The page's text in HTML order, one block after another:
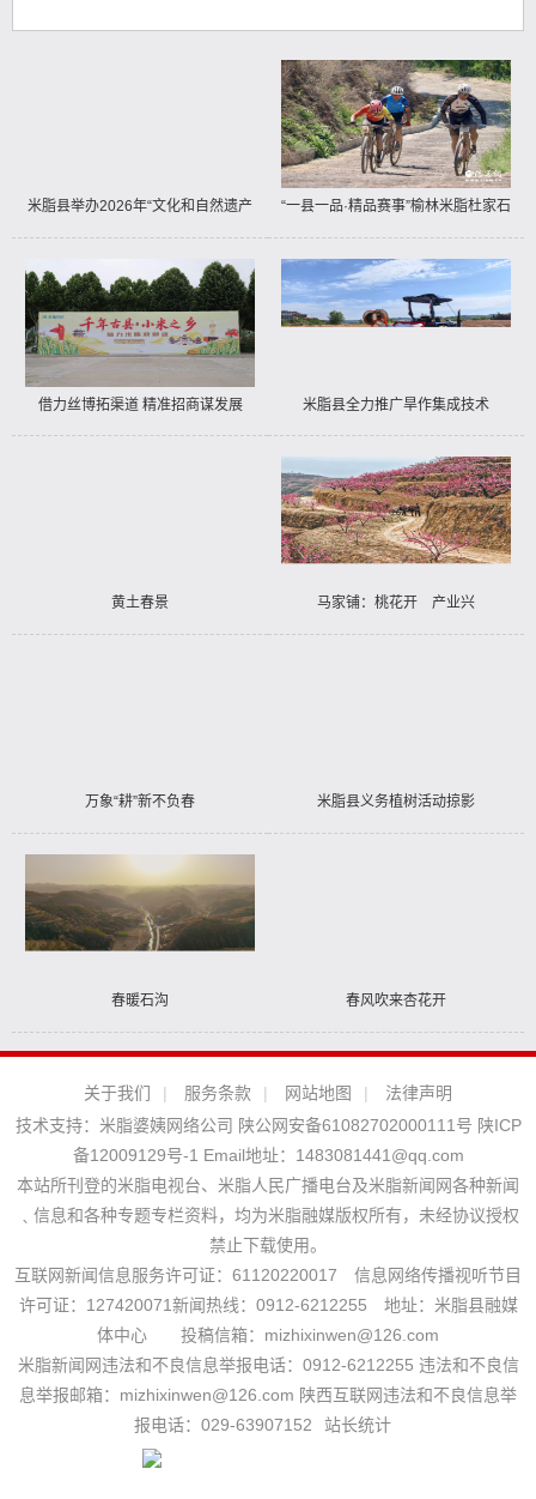
米脂县举办2026年“文化和自然遗产
日”活动
“一县一品·精品赛事”榆林米脂杜家石
沟树山山地自行车越野挑战赛暨六五
环境日高西沟生态观光赛掠影
借力丝博拓渠道 精准招商谋发展
——米脂县参展第十届丝博会
米脂县全力推广旱作集成技术
黄土春景 马家铺：桃花开 产业兴
万象“耕”新不负春 米脂县义务植树活动掠影
春暖石沟 春风吹来杏花开
关于我们 | 服务条款 | 网站地图 |
法律声明
技术支持： 米脂婆姨网络公司 陕公网安备61082702000111号 陕ICP
备12009129号-1 Email地址： 1483081441@qq.com
本站所刊登的米脂电视台、米脂人民广播电台及米脂新闻网各种新闻
﹑信息和各种专题专栏资料，均为米脂融媒版权所有，未经协议授权
禁止下载使用。
互联网新闻信息服务许可证：61120220017 信息网络传播视听节目
许可证：127420071新闻热线：0912-6212255 地址：米脂县融媒
体中心 投稿信箱：mizhixinwen@126.com
米脂新闻网违法和不良信息举报电话：0912-6212255 违法和不良信
息举报邮箱：mizhixinwen@126.com 陕西互联网违法和不良信息举
报电话：029-63907152
站长统计